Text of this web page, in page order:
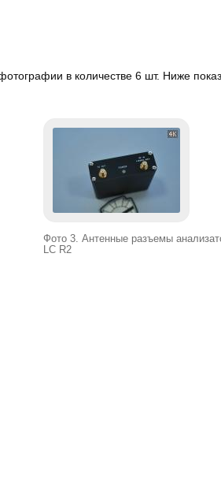
в количестве 6 шт. Ниже
Фото 3. Антенные разъемы
LC R2